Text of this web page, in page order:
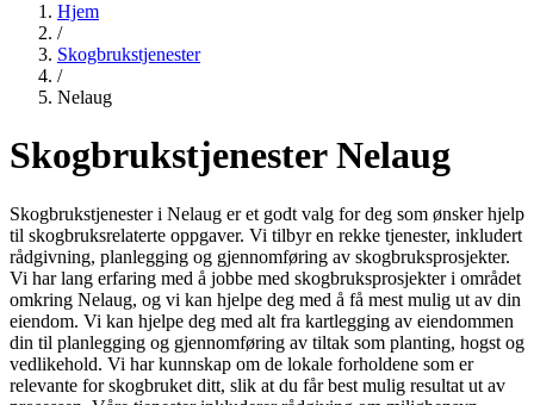
Hjem
/
Skogbrukstjenester
/
Nelaug
Skogbrukstjenester Nelaug
Skogbrukstjenester i Nelaug er et godt valg for deg som ønsker hjelp
til skogbruksrelaterte oppgaver. Vi tilbyr en rekke tjenester, inkludert
rådgivning, planlegging og gjennomføring av skogbruksprosjekter.
Vi har lang erfaring med å jobbe med skogbruksprosjekter i området
omkring Nelaug, og vi kan hjelpe deg med å få mest mulig ut av din
eiendom. Vi kan hjelpe deg med alt fra kartlegging av eiendommen
din til planlegging og gjennomføring av tiltak som planting, hogst og
vedlikehold. Vi har kunnskap om de lokale forholdene som er
relevante for skogbruket ditt, slik at du får best mulig resultat ut av